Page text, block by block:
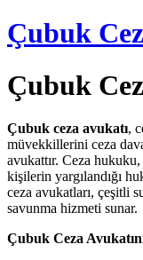
Çubuk
Çubuk
Çubuk ceza avukatı,
müvekkillerini ceza
avukattır. Ceza
kişilerin yargılandığı
ceza avukatları, çeşitli
savunma hizmeti sunar.
Çubuk Ceza